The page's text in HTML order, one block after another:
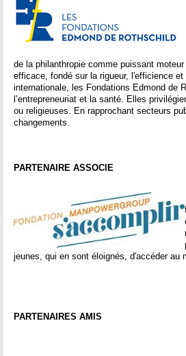
de la philanthropie comme puissant
efficace, fondé sur la rigueur, l'efficience
internationale, les Fondations Edmond de
l’entrepreneuriat et la santé. Elles
ou religieuses. En rapprochant secteurs
changements.
PARTENAIRE ASSOCIE
jeunes, qui en sont éloignés, d'accéder au
PARTENAIRES AMIS